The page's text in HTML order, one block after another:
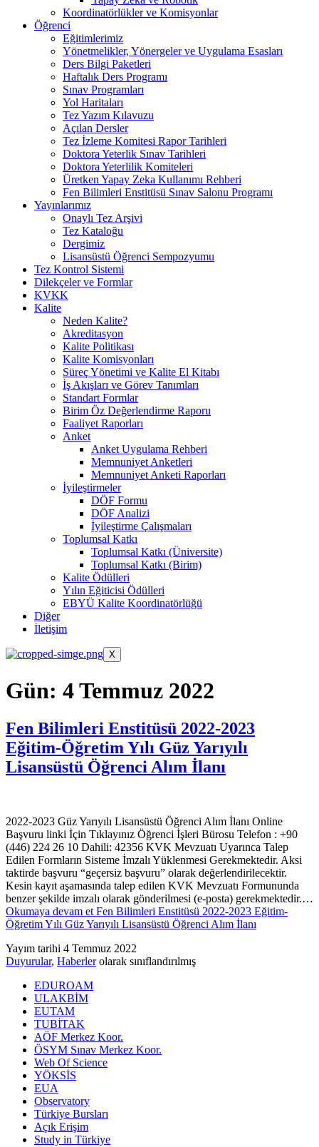
Koordinatörlükler ve Komisyonlar
Öğrenci
Eğitimlerimiz
Yönetmelikler, Yönergeler ve Uygulama Esasları
Ders Bilgi Paketleri
Haftalık Ders Programı
Sınav Programları
Yol Haritaları
Tez Yazım Kılavuzu
Açılan Dersler
Tez İzleme Komitesi Rapor Tarihleri
Doktora Yeterlik Sınav Tarihleri
Doktora Yeterlilik Komiteleri
Üretken Yapay Zeka Kullanımı Rehberi
Fen Bilimleri Enstitüsü Sınav Salonu Programı
Yayınlarımız
Onaylı Tez Arşivi
Tez Kataloğu
Dergimiz
Lisansüstü Öğrenci Sempozyumu
Tez Kontrol Sistemi
Dilekçeler ve Formlar
KVKK
Kalite
Neden Kalite?
Akreditasyon
Kalite Politikası
Kalite Komisyonları
Süreç Yönetimi ve Kalite El Kitabı
İş Akışları ve Görev Tanımları
Standart Formlar
Birim Öz Değerlendirme Raporu
Faaliyet Raporları
Anket
Anket Uygulama Rehberi
Memnuniyet Anketleri
Memnuniyet Anketi Raporları
İyileştirmeler
DÖF Formu
DÖF Analizi
İyileştirme Çalışmaları
Toplumsal Katkı
Toplumsal Katkı (Üniversite)
Toplumsal Katkı (Birim)
Kalite Ödülleri
Yılın Eğiticisi Ödülleri
EBYÜ Kalite Koordinatörlüğü
Diğer
İletişim
X
Gün: 4 Temmuz 2022
Fen Bilimleri Enstitüsü 2022-2023
Eğitim-Öğretim Yılı Güz Yarıyılı
Lisansüstü Öğrenci Alım İlanı
2022-2023 Güz Yarıyılı Lisansüstü Öğrenci Alım İlanı Online
Başvuru linki İçin Tıklayınız Öğrenci İşleri Bürosu Telefon : +90
(446) 224 26 10 Dahili: 42356 KVK Mevzuatı Uyarınca Talep
Edilen Formların Sisteme İmzalı Yüklenmesi Gerekmektedir. Aksi
taktirde başvuru “geçersiz başvuru” olarak değerlendirilecektir.
Kesin kayıt aşamasında talep edilen KVK Mevzuatı Formununda
benzer şekilde imzalı olarak gönderilmesi (e-posta) gerekmektedir.…
Okumaya devam et Fen Bilimleri Enstitüsü 2022-2023 Eğitim-
Öğretim Yılı Güz Yarıyılı Lisansüstü Öğrenci Alım İlanı
Yayım tarihi 4 Temmuz 2022
Duyurular, Haberlerolarak sınıflandırılmış
EDUROAM
ULAKBİM
EUTAM
TUBİTAK
AÖF Merkez Koor.
ÖSYM Sınav Merkez Koor.
Web Of Science
YÖKSİS
EUA
Observatory
Türkiye Bursları
Açık Erişim
Study in Türkiye